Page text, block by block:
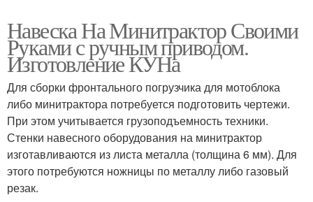
Навеска На Минитрактор Своими
Руками с ручным приводом.
Изготовление КУНа
Для сборки фронтального погрузчика для мотоблока
либо минитрактора потребуется подготовить чертежи.
При этом учитывается грузоподъемность техники.
Стенки навесного оборудования на минитрактор
изготавливаются из листа металла (толщина 6 мм). Для
этого потребуются ножницы по металлу либо газовый
резак.